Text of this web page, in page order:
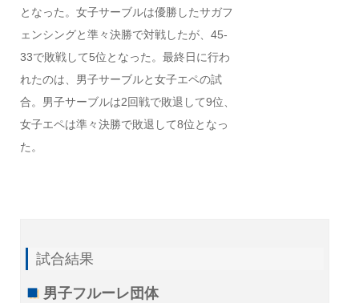
となった。女子サーブルは優勝したサガフ
ェンシングと準々決勝で対戦したが、45-
33で敗戦して5位となった。最終日に行わ
れたのは、男子サーブルと女子エペの試
合。男子サーブルは2回戦で敗退して9位、
女子エペは準々決勝で敗退して8位となっ
た。
試合結果
男子フルーレ団体